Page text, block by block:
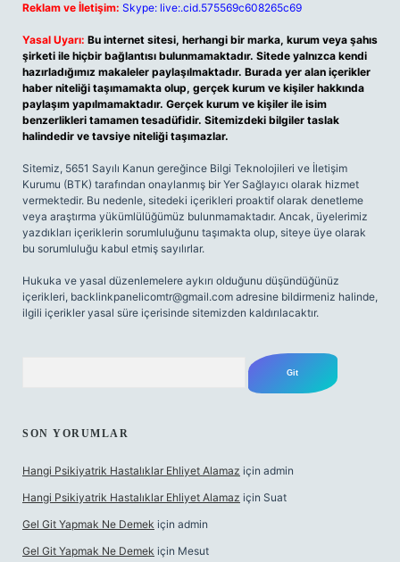
Reklam ve İletişim: Skype: live:.cid.575569c608265c69
Yasal Uyarı: Bu internet sitesi, herhangi bir marka, kurum veya şahıs
şirketi ile hiçbir bağlantısı bulunmamaktadır. Sitede yalnızca kendi
hazırladığımız makaleler paylaşılmaktadır. Burada yer alan içerikler
haber niteliği taşımamakta olup, gerçek kurum ve kişiler hakkında
paylaşım yapılmamaktadır. Gerçek kurum ve kişiler ile isim
benzerlikleri tamamen tesadüfidir. Sitemizdeki bilgiler taslak
halindedir ve tavsiye niteliği taşımazlar.
Sitemiz, 5651 Sayılı Kanun gereğince Bilgi Teknolojileri ve İletişim
Kurumu (BTK) tarafından onaylanmış bir Yer Sağlayıcı olarak hizmet
vermektedir. Bu nedenle, sitedeki içerikleri proaktif olarak denetleme
veya araştırma yükümlülüğümüz bulunmamaktadır. Ancak, üyelerimiz
yazdıkları içeriklerin sorumluluğunu taşımakta olup, siteye üye olarak
bu sorumluluğu kabul etmiş sayılırlar.
Hukuka ve yasal düzenlemelere aykırı olduğunu düşündüğünüz
içerikleri, backlinkpanelicomtr@gmail.com adresine bildirmeniz halinde,
ilgili içerikler yasal süre içerisinde sitemizden kaldırılacaktır.
SON YORUMLAR
Hangi Psikiyatrik Hastalıklar Ehliyet Alamaz için admin
Hangi Psikiyatrik Hastalıklar Ehliyet Alamaz için Suat
Gel Git Yapmak Ne Demek için admin
Gel Git Yapmak Ne Demek için Mesut